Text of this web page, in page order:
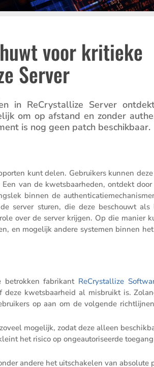
voor kritieke
Server
in ReCrystal­lize Server
om op afstand en zonder
is nog geen patch beschikbaar.
kunt delen. Gebrui­kers kunnen
van de kwets­baar­heden, ontdekt
binnen de
server sturen, die deze beschouwt als
over de server krijgen. Op die manier
en mogelijk andere systemen binnen
fabri­kant ReCrystal­lize
deze kwets­baar­heid al misbruikt is.
op aan om de volgende
mogelijk, zodat deze alleen
het risico op ongeau­to­ri­seerde toegang
andere het uitscha­kelen van absolute